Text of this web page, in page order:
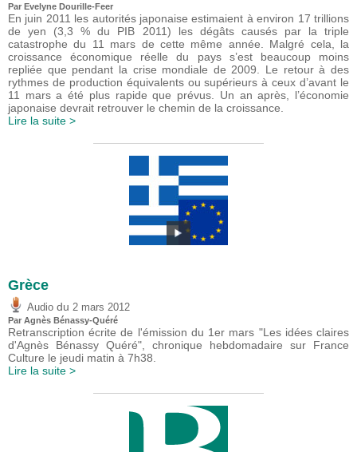
Par Evelyne Dourille-Feer
En juin 2011 les autorités japonaise estimaient à environ 17 trillions
de yen (3,3 % du PIB 2011) les dégâts causés par la triple
catastrophe du 11 mars de cette même année. Malgré cela, la
croissance économique réelle du pays s’est beaucoup moins
repliée que pendant la crise mondiale de 2009. Le retour à des
rythmes de production équivalents ou supérieurs à ceux d’avant le
11 mars a été plus rapide que prévus. Un an après, l’économie
japonaise devrait retrouver le chemin de la croissance.
Lire la suite >
Grèce
Audio du 2 mars 2012
Par Agnès Bénassy-Quéré
Retranscription écrite de l'émission du 1er mars "Les idées claires
d'Agnès Bénassy Quéré", chronique hebdomadaire sur France
Culture le jeudi matin à 7h38.
Lire la suite >